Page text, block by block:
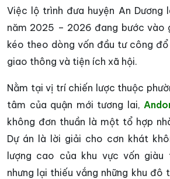
Việc lộ trình đưa huyện An Dương
năm 2025 – 2026 đang bước vào
kéo theo dòng vốn đầu tư công
giao thông và tiện ích xã hội.
Nằm tại vị trí chiến lược thuộc
tâm của quận mới tương lai,
không đơn thuần là một tổ hợp
Dự án là lời giải cho cơn khát
lượng cao của khu vực vốn
nhưng lại thiếu vắng những khu đô